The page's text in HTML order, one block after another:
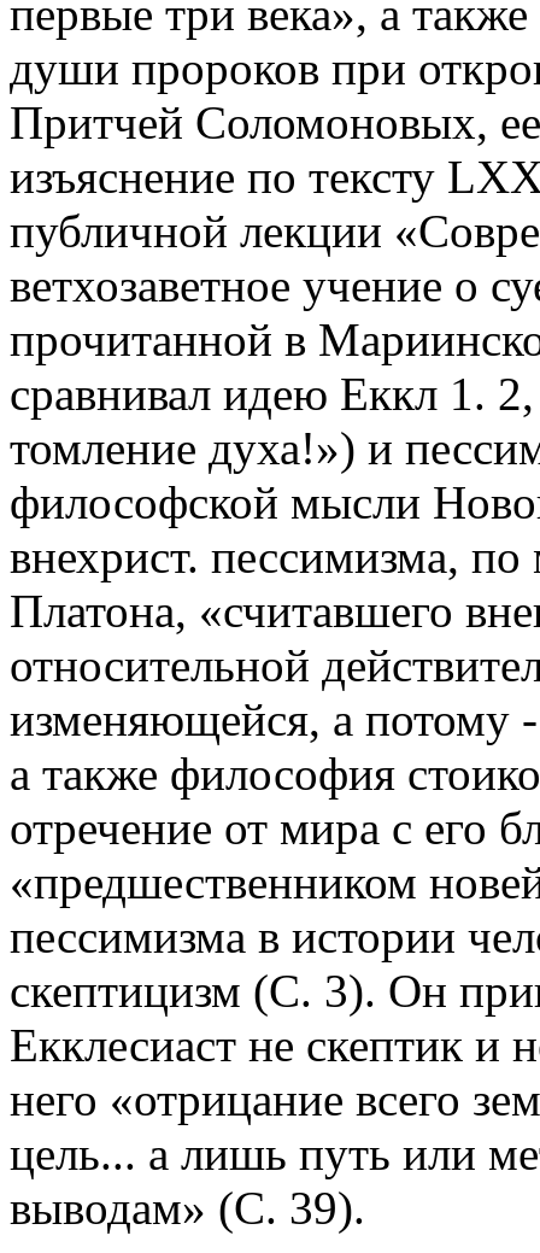
первые три века», а
души пророков при
Притчей Соломоновых,
изъяснение по тексту
публичной лекции
ветхозаветное учение о
прочитанной в
сравнивал идею Еккл 1. 2,
томление духа!») и
философской мысли
внехрист. пессимизма,
Платона, «считавшего
относительной
изменяющейся, а потому
а также философия
отречение от мира с его
«предшественником
пессимизма в истории
скептицизм (С. 3). Он
Екклесиаст не скептик и
него «отрицание всего
цель... а лишь путь или
выводам» (С. 39).